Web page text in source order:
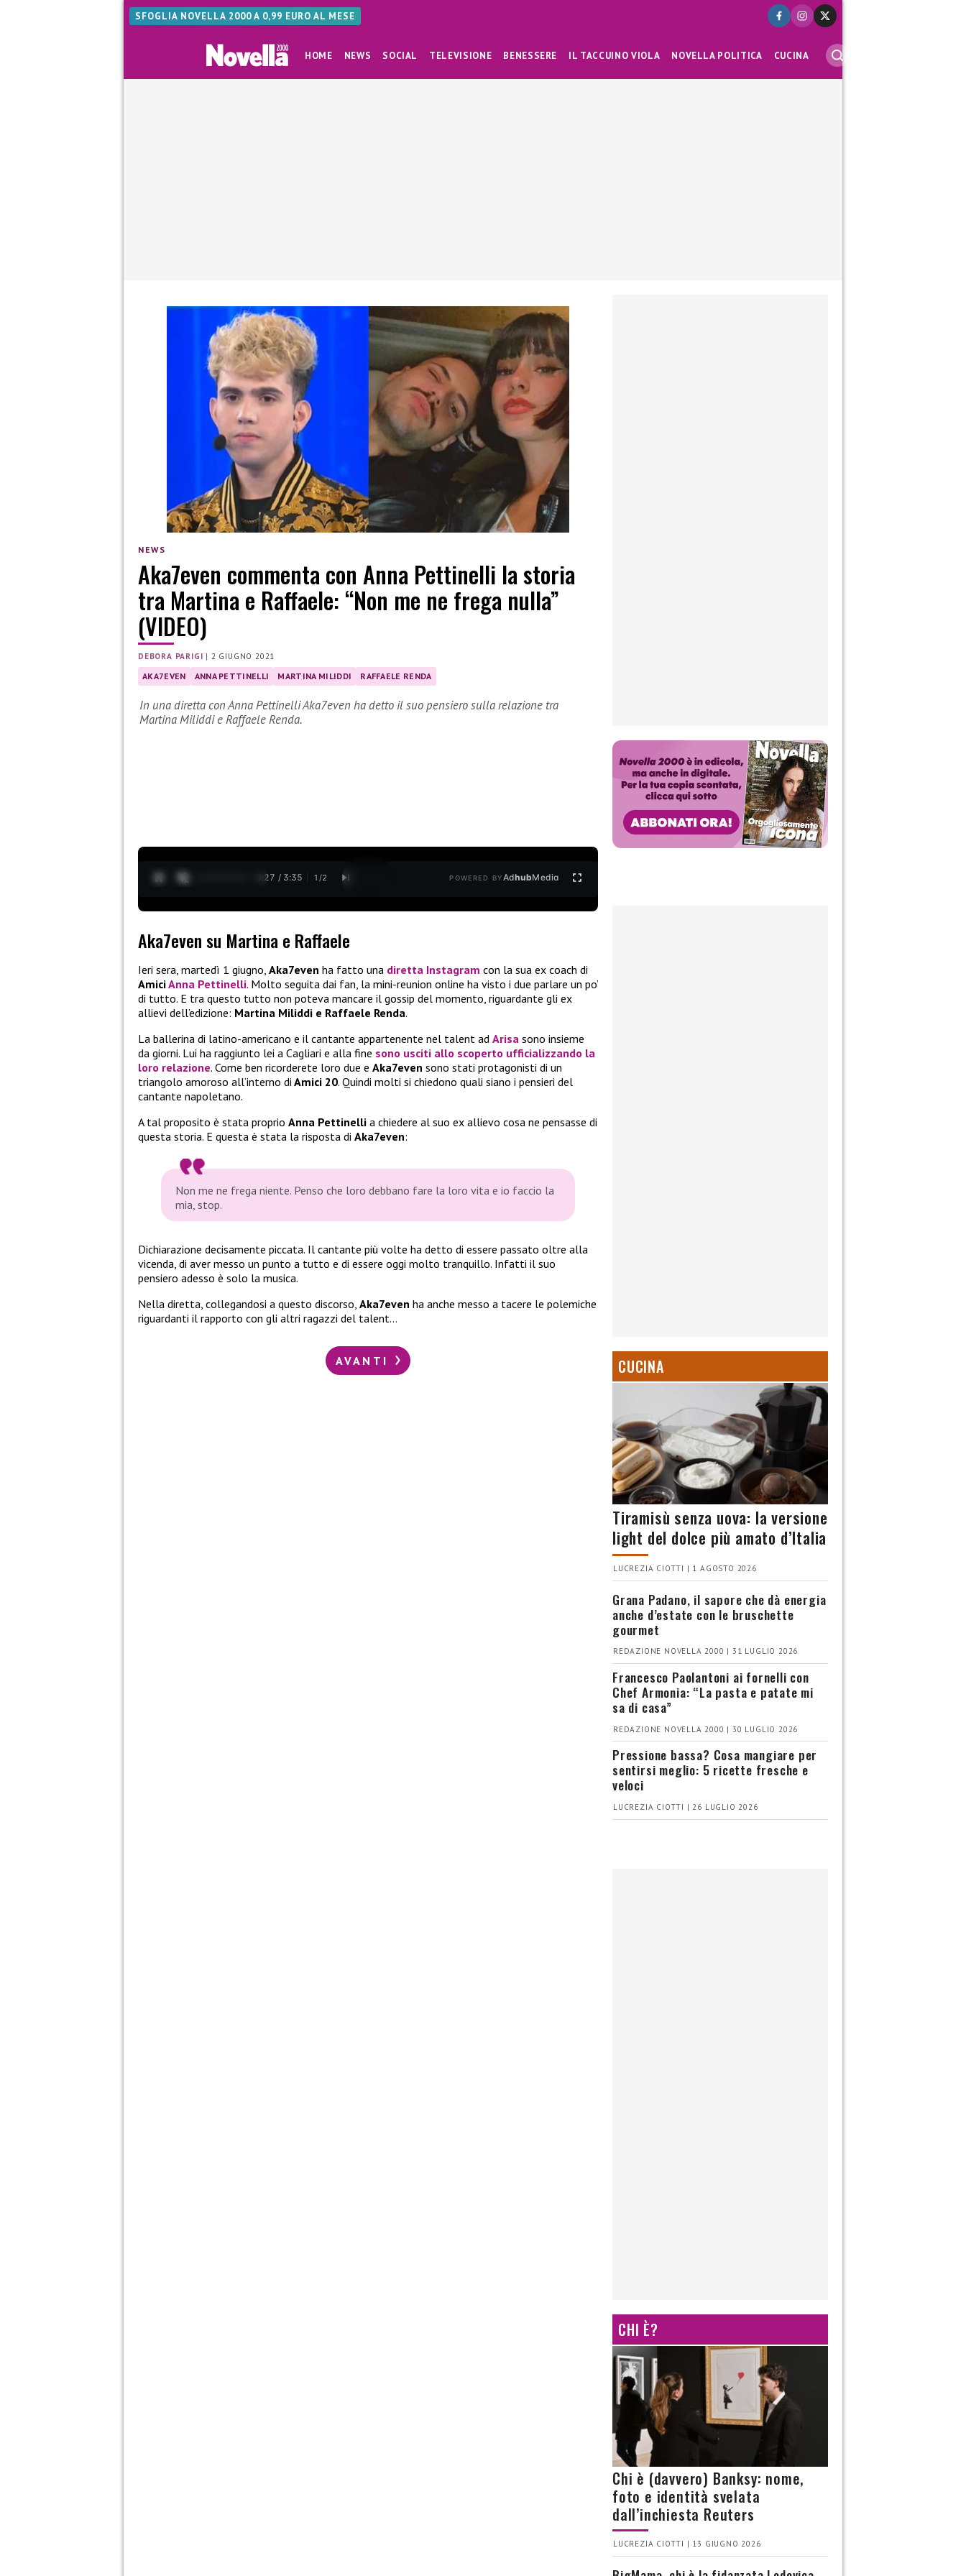
SFOGLIA NOVELLA 2000 A 0,99 EURO AL MESE
HOME NEWS SOCIAL TELEVISIONE BENESSERE IL TACCUINO VIOLA NOVELLA POLITICA CUCINA
NEWS
Aka7even commenta con Anna Pettinelli la storia
tra Martina e Raffaele: “Non me ne frega nulla”
(VIDEO)
DEBORA PARIGI | 2 GIUGNO 2021
AKA7EVEN ANNA PETTINELLI MARTINA MILIDDI RAFFAELE RENDA
In una diretta con Anna Pettinelli Aka7even ha detto il suo pensiero sulla relazione tra
Martina Miliddi e Raffaele Renda.
0:28 / 3:35 1 /2 POWERED BYAdhubMedia
Aka7even su Martina e Raffaele
Ieri sera, martedì 1 giugno, Aka7even ha fatto una diretta Instagram con la sua ex coach di
AmiciAnna Pettinelli. Molto seguita dai fan, la mini-reunion online ha visto i due parlare un po’
di tutto. E tra questo tutto non poteva mancare il gossip del momento, riguardante gli ex
allievi dell’edizione: Martina Miliddi e Raffaele Renda.
La ballerina di latino-americano e il cantante appartenente nel talent ad Arisa sono insieme
da giorni. Lui ha raggiunto lei a Cagliari e alla fine sono usciti allo scoperto ufficializzando la
loro relazione. Come ben ricorderete loro due e Aka7even sono stati protagonisti di un
triangolo amoroso all’interno di Amici 20. Quindi molti si chiedono quali siano i pensieri del
cantante napoletano.
A tal proposito è stata proprio Anna Pettinelli a chiedere al suo ex allievo cosa ne pensasse di
questa storia. E questa è stata la risposta di Aka7even:
Non me ne frega niente. Penso che loro debbano fare la loro vita e io faccio la
mia, stop.
Dichiarazione decisamente piccata. Il cantante più volte ha detto di essere passato oltre alla
vicenda, di aver messo un punto a tutto e di essere oggi molto tranquillo. Infatti il suo
pensiero adesso è solo la musica.
Nella diretta, collegandosi a questo discorso, Aka7even ha anche messo a tacere le polemiche
riguardanti il rapporto con gli altri ragazzi del talent…
AVANTI CUCINA
Tiramisù senza uova: la versione
light del dolce più amato d’Italia
LUCREZIA CIOTTI | 1 AGOSTO 2026
Grana Padano, il sapore che dà energia
anche d’estate con le bruschette
gourmet
REDAZIONE NOVELLA 2000 | 31 LUGLIO 2026
Francesco Paolantoni ai fornelli con
Chef Armonia: “La pasta e patate mi
sa di casa”
REDAZIONE NOVELLA 2000 | 30 LUGLIO 2026
Pressione bassa? Cosa mangiare per
sentirsi meglio: 5 ricette fresche e
veloci
LUCREZIA CIOTTI | 26 LUGLIO 2026
CHI È?
Chi è (davvero) Banksy: nome,
foto e identità svelata
dall’inchiesta Reuters
LUCREZIA CIOTTI | 13 GIUGNO 2026